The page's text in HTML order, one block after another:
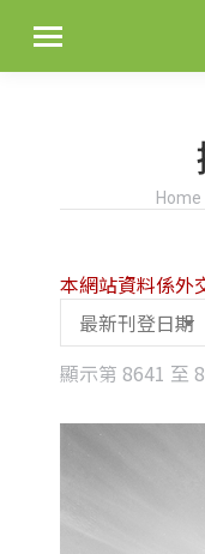
You
Home
顯示第 8641 至
本網站資料係